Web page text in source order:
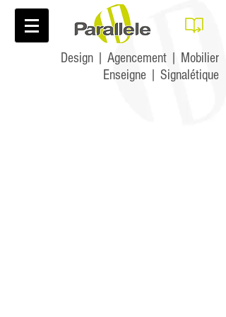
Design | Agencement | Mobilier
Enseigne | Signalétique